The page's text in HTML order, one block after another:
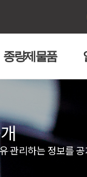
종량제물품
·관리하는 정보를